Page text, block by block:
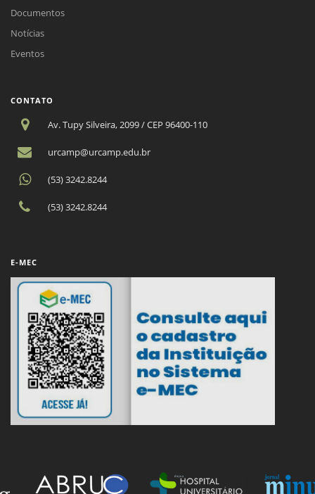
Documentos
Notícias
Eventos
CONTATO
Av. Tupy Silveira, 2099 / CEP 96400-110
urcamp@urcamp.edu.br
(53) 3242.8244
(53) 3242.8244
E-MEC